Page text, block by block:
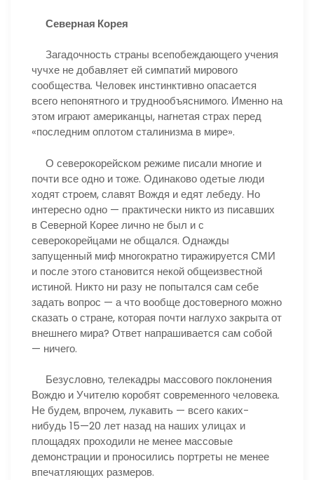
Северная Корея
Загадочность страны всепобеждающего учения
чучхе не добавляет ей симпатий мирового
сообщества. Человек инстинктивно опасается
всего непонятного и труднообъяснимого. Именно на
этом играют американцы, нагнетая страх перед
«последним оплотом сталинизма в мире».
О северокорейском режиме писали многие и
почти все одно и тоже. Одинаково одетые люди
ходят строем, славят Вождя и едят лебеду. Но
интересно одно — практически никто из писавших
в Северной Корее лично не был и с
северокорейцами не общался. Однажды
запущенный миф многократно тиражируется СМИ
и после этого становится некой общеизвестной
истиной. Никто ни разу не попытался сам себе
задать вопрос — а что вообще достоверного можно
сказать о стране, которая почти наглухо закрыта от
внешнего мира? Ответ напрашивается сам собой
— ничего.
Безусловно, телекадры массового поклонения
Вождю и Учителю коробят современного человека.
Не будем, впрочем, лукавить — всего каких-
нибудь 15—20 лет назад на наших улицах и
площадях проходили не менее массовые
демонстрации и проносились портреты не менее
впечатляющих размеров.